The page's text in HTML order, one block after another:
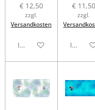
€ 12,50
zzgl.
Versandkosten
In den Warenkorb
€ 11,50
zzgl.
In den